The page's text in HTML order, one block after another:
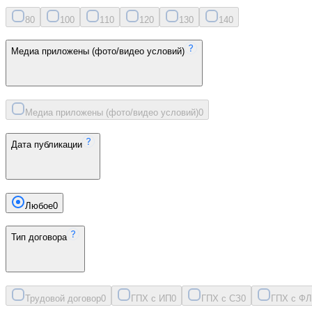
80 100 11 0 120 130 140
Медиа приложены (фото/видео условий)
Медиа приложены (фото/видео условий)0
Дата публикации
Любое0
Тип договора
Трудовой договор0 ГПХ с ИП0 ГПХ с СЗ0 ГПХ с ФЛ